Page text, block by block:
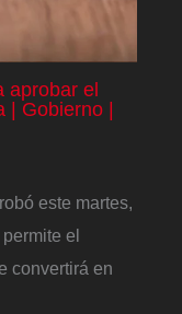
aprobar el
| Gobierno |
este martes,
el
convertirá en